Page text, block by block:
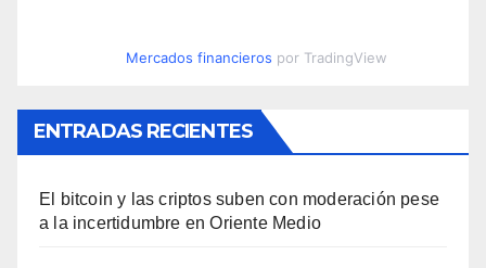
Mercados financieros por TradingView
ENTRADAS RECIENTES
El bitcoin y las criptos suben con moderación pese
a la incertidumbre en Oriente Medio